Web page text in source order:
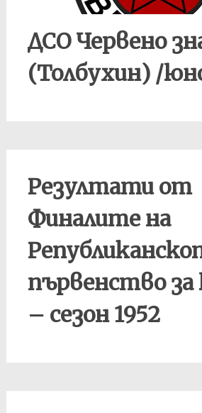
ДСО Червено
(Толбухин) /
Резултати от
Финалите на
първенство
– сезон 1952